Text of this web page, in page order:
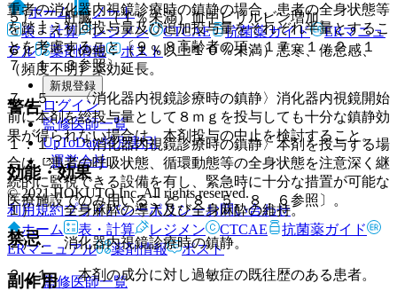
５）． 肝臓：（１％未満）血中ビリルビン増加。
６）． その他：（１％以上１０％未満）悪寒、倦怠感、
（頻度不明）薬効延長。
警告
１．１． 〈消化器内視鏡診療時の鎮静〉本剤を投与する場
合は、患者の呼吸状態、循環動態等の全身状態を注意深く継
続的に監視できる設備を有し、緊急時に十分な措置が可能な
医療施設でのみ用いること〔８．５、８．６参照〕。
禁忌
２．１． 本剤の成分に対し過敏症の既往歴のある患者。
重者の消化器内視鏡診療時の鎮静の場合、患者の全身状態等
を踏まえ初回投与量及び追加投与量をそれぞれ半量とするこ
とを考慮すること〔９．８高齢者の項、１７．１．２、１
７．１．３参照〕。
７．５． 〈消化器内視鏡診療時の鎮静〉消化器内視鏡開始
前に本剤を総投与量として８ｍｇを投与しても十分な鎮静効
果が得られない場合は、本剤投与の中止を検討すること。
効能・効果
１）． 全身麻酔の導入及び全身麻酔の維持。
２）． 消化器内視鏡診療時の鎮静。
副作用
ホーム
ノート
表・計算
レジメン CTCAE 抗菌薬ガイド
ERマニュ
アル
薬剤情報 ポスト
新規登録
ログイン
監修医師一覧
UpToDate特別割引
運営会社
© 2021 HOKUTO Inc. All rights reserved.
利用規約プライバシーポリシーお問い合わせ
ホーム
表・計算 レジメン CTCAE
抗菌薬ガイド
ERマニュアル
薬剤情報 ポスト
監修医師一覧